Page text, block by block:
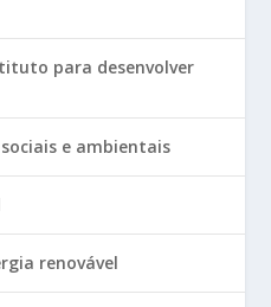
para desenvolver
e ambientais
renovável